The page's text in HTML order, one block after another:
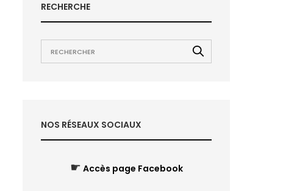
RECHERCHE
NOS RÉSEAUX SOCIAUX
☛ Accès page Facebook